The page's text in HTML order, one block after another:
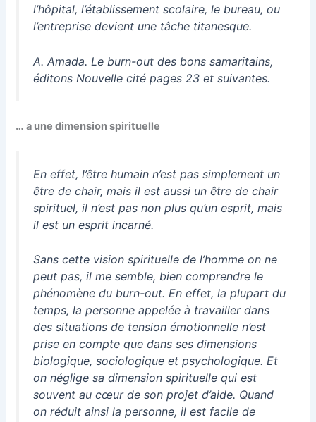
l’hôpital, l’établissement scolaire, le bureau, ou
l’entreprise devient une tâche titanesque.
A. Amada. Le burn-out des bons samaritains,
éditons Nouvelle cité pages 23 et suivantes.
… a une dimension spirituelle
En effet, l’être humain n’est pas simplement un
être de chair, mais il est aussi un être de chair
spirituel, il n’est pas non plus qu’un esprit, mais
il est un esprit incarné.
Sans cette vision spirituelle de l’homme on ne
peut pas, il me semble, bien comprendre le
phénomène du burn-out. En effet, la plupart du
temps, la personne appelée à travailler dans
des situations de tension émotionnelle n’est
prise en compte que dans ses dimensions
biologique, sociologique et psychologique. Et
on néglige sa dimension spirituelle qui est
souvent au cœur de son projet d’aide. Quand
on réduit ainsi la personne, il est facile de